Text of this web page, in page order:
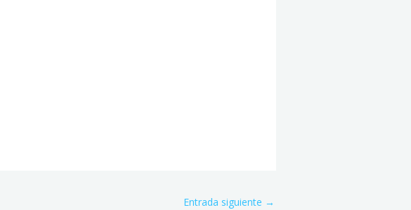
Entrada siguiente →